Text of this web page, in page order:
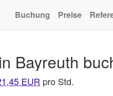
Buchung Preise
Bayreuth
EUR pro Std.